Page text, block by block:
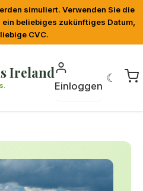
simuliert. Verwenden Sie die
beliebiges zukünftiges Datum,
CVC.
Ireland
Einloggen
☾